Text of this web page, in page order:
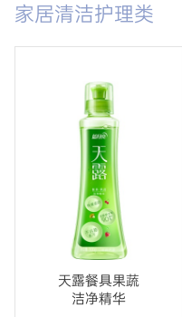
家居清洁护理类
天露餐具果蔬
洁净精华